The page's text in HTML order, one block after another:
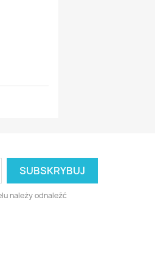
należy odnaleźć